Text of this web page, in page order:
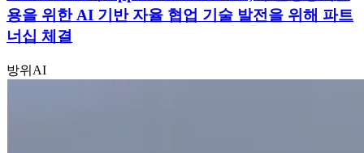
용을 위한 AI 기반 자율 협업 기술 발전을 위해 파트
너십 체결
방위 AI